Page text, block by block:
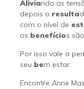
Aliviando as
depois o resulta
com o nível de
os benefícios
Por isso vale a
seu bem estar.
Encontre Anne